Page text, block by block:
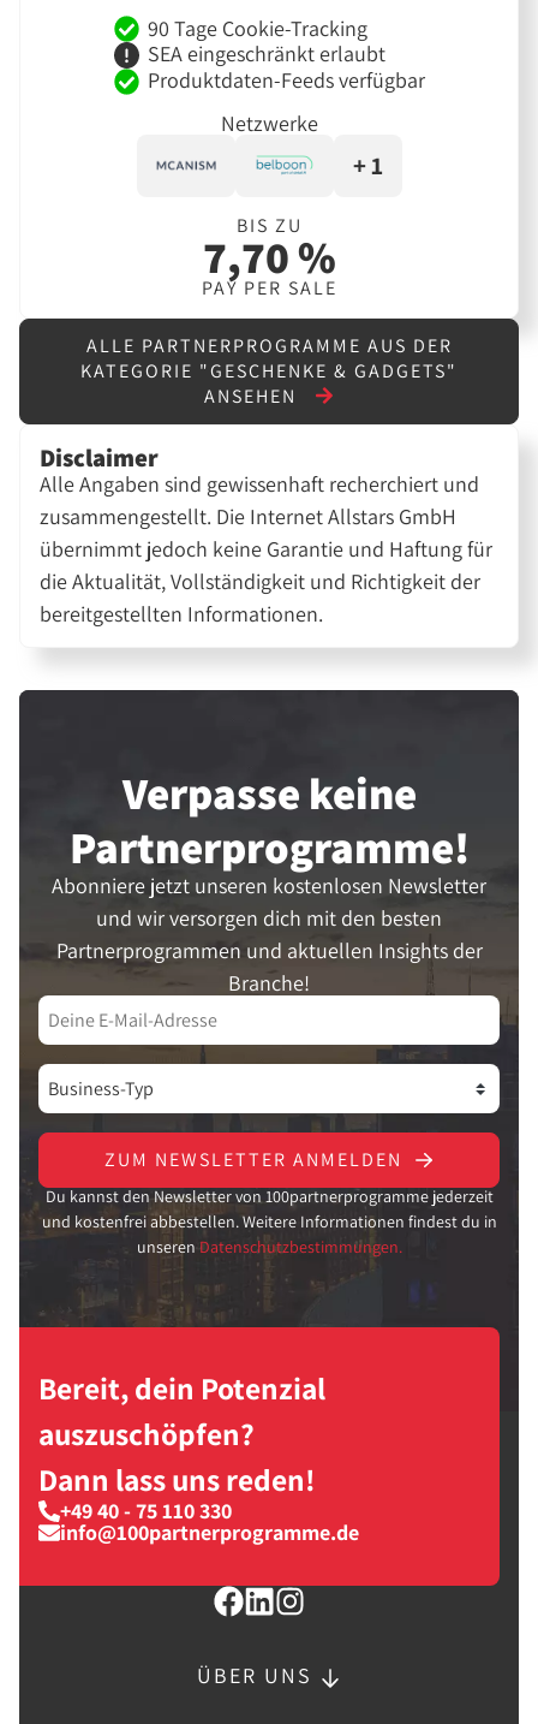
90 Tage Cookie-Tracking
SEA eingeschränkt erlaubt
Produktdaten-Feeds verfügbar
Netzwerke
+ 1
BIS ZU
7,70 %
PAY PER SALE
ALLE PARTNERPROGRAMME AUS DER
KATEGORIE "GESCHENKE & GADGETS"
ANSEHEN
Disclaimer
Alle Angaben sind gewissenhaft recherchiert und
zusammengestellt. Die Internet Allstars GmbH
übernimmt jedoch keine Garantie und Haftung für
die Aktualität, Vollständigkeit und Richtigkeit der
bereitgestellten Informationen.
Verpasse keine
Partner­programme!
Abonniere jetzt unseren kostenlosen Newsletter
und wir versorgen dich mit den besten
Partnerprogrammen und aktuellen Insights der
Branche!
ZUM NEWSLETTER ANMELDEN
Du kannst den Newsletter von 100partnerprogramme jederzeit
und kostenfrei abbestellen. Weitere Informationen findest du in
unseren Datenschutzbestimmungen.
Bereit, dein Potenzial
auszuschöpfen?
Dann lass uns reden!
+49 40 - 75 110 330
info@100partnerprogramme.de
ÜBER UNS